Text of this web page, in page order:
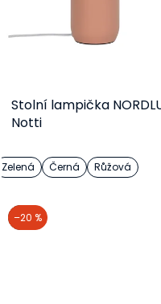
Stolní lampička
Notti
Zelená Černá Růžová
akce
–20 %